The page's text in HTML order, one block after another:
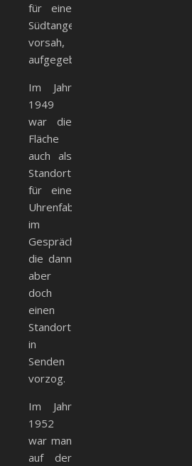
für eine
Südtangente
vorsah,
aufgegeben.
Im Jahr
1949
war die
Fläche
auch als
Standort
für eine
Uhrenfabrik
im
Gespräch,
die dann
aber
doch
einen
Standort
in
Senden
vorzog.
Im Jahr
1952
war man
auf der